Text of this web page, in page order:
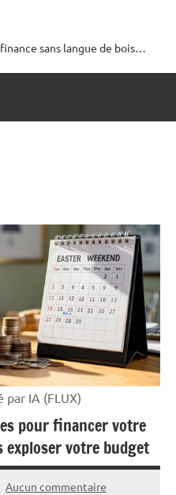
sans langue de bois…
par IA (FLUX)
pour financer votre
exploser votre budget
Aucun commentaire